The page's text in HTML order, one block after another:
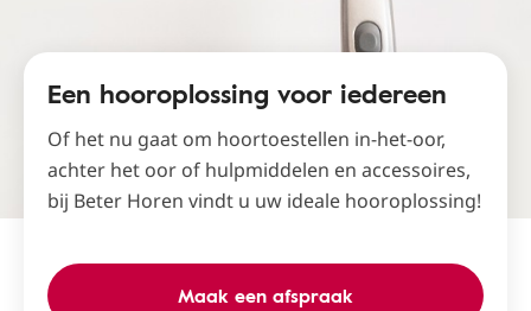
Een hooroplossing voor iedereen
Of het nu gaat om hoortoestellen in-het-oor,
achter het oor of hulpmiddelen en accessoires,
bij Beter Horen vindt u uw ideale hooroplossing!
Maak een afspraak